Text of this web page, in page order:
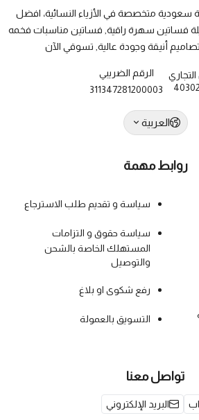
سعودية متخصصة في الأزياء النسائية، افضل
فساتين سهرة راقية, فساتين مناسبات فخمه
أنيقة وجودة عالية, تسوقي الآن
الرقم الضريبي
311347281200003
العربية
روابط مهمة
سياسة و تقديم طلب الاسترجاع
سياسة حقوق و التزامات
المستهلك الخاصة بالشحن
والتوصيل
رفع شكوى او بلاغ
التسويق بالعمولة
تواصل معنا
البريد الإلكتروني